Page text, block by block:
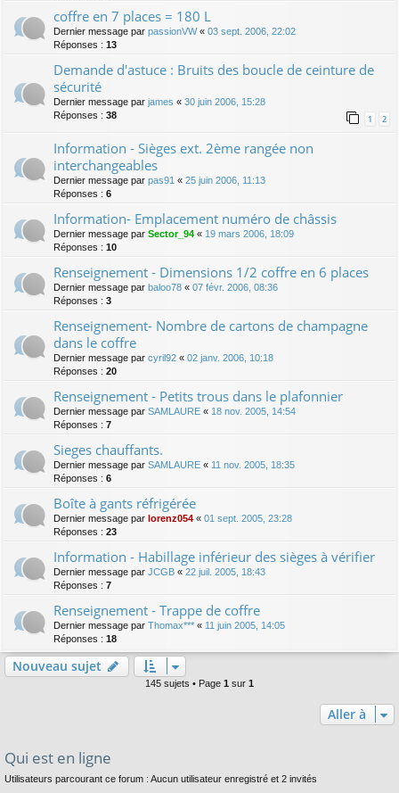
coffre en 7 places = 180 L
Dernier message par passionVW« 03 sept. 2006, 22:02
Réponses : 13
Demande d'astuce : Bruits des boucle de ceinture de
sécurité
Dernier message par james « 30 juin 2006, 15:28
Réponses : 38 1 2
Information - Sièges ext. 2ème rangée non
interchangeables
Dernier message par pas91 « 25 juin 2006, 11:13
Réponses : 6
Information- Emplacement numéro de châssis
Dernier message par Sector_94 « 19 mars 2006, 18:09
Réponses : 10
Renseignement - Dimensions 1/2 coffre en 6 places
Dernier message par baloo78 « 07 févr. 2006, 08:36
Réponses : 3
Renseignement- Nombre de cartons de champagne
dans le coffre
Dernier message par cyril92 « 02 janv. 2006, 10:18
Réponses : 20
Renseignement - Petits trous dans le plafonnier
Dernier message par SAMLAURE « 18 nov. 2005, 14:54
Réponses : 7
Sieges chauffants.
Dernier message par SAMLAURE « 11 nov. 2005, 18:35
Réponses : 6
Boîte à gants réfrigérée
Dernier message par lorenz054 « 01 sept. 2005, 23:28
Réponses : 23
Information - Habillage inférieur des sièges à vérifier
Dernier message par JCGB « 22 juil. 2005, 18:43
Réponses : 7
Renseignement - Trappe de coffre
Dernier message par Thomax*** « 11 juin 2005, 14:05
Réponses : 18
Nouveau sujet
145 sujets • Page 1 sur 1
Aller à
Qui est en ligne
Utilisateurs parcourant ce forum : Aucun utilisateur enregistré et 2 invités